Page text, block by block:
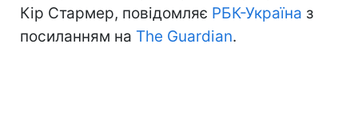
Кір Стармер, повідомляє РБК-Україна з
посиланням на The Guardian.